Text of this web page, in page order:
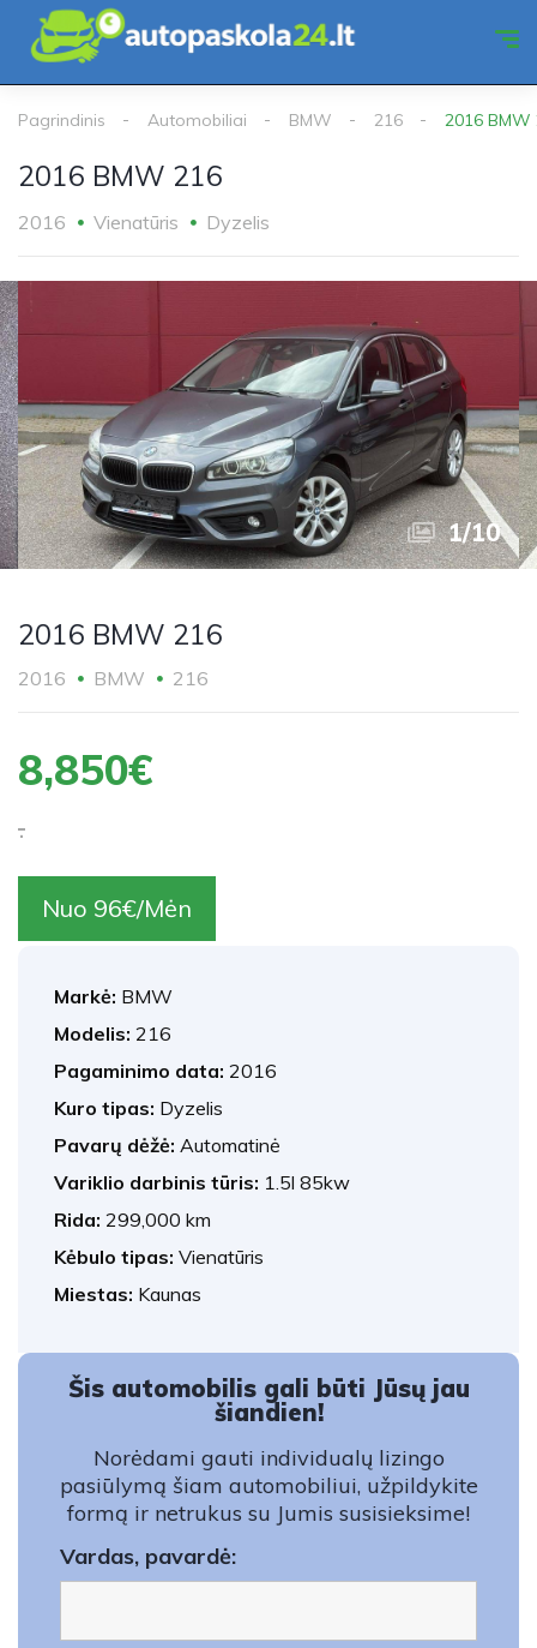
Pagrindinis Automobiliai BMW 216 2016 BMW
2016 BMW 216
2016 Vienatūris Dyzelis
1/10
2016 BMW 216
2016 BMW 216
8,850€
.
Nuo 96€/Mėn
Markė: BMW
Modelis: 216
Pagaminimo data: 2016
Kuro tipas: Dyzelis
Pavarų dėžė: Automatinė
Variklio darbinis tūris: 1.5l 85kw
Rida: 299,000 km
Kėbulo tipas: Vienatūris
Miestas: Kaunas
Šis automobilis gali būti Jūsų jau
šiandien!
Norėdami gauti individualų lizingo
pasiūlymą šiam automobiliui, užpildykite
formą ir netrukus su Jumis susisieksime!
Vardas, pavardė: